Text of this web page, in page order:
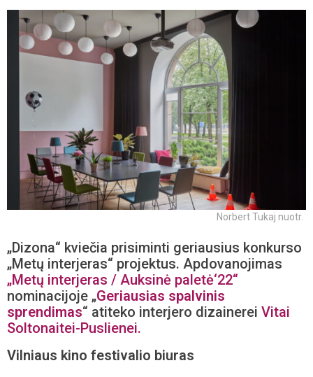
Norbert Tukaj nuotr.
„Dizona“ kviečia prisiminti geriausius konkurso
„Metų interjeras“ projektus. Apdovanojimas
„Metų interjeras / Auksinė paletė‘22“
nominacijoje „Geriausias spalvinis
sprendimas“ atiteko interjero dizainerei Vitai
Soltonaitei-Puslienei.
Vilniaus kino festivalio biuras